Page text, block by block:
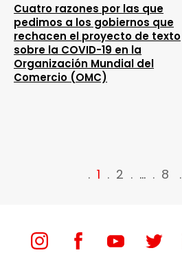
Cuatro razones por las que
pedimos a los gobiernos que
rechacen el proyecto de texto
sobre la COVID-19 en la
Organización Mundial del
Comercio (OMC)
1 2 … 8